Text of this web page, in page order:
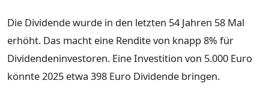
Die Dividende wurde in den letzten 54 Jahren 58 Mal
erhöht. Das macht eine Rendite von knapp 8% für
Dividendeninvestoren. Eine Investition von 5.000 Euro
könnte 2025 etwa 398 Euro Dividende bringen.